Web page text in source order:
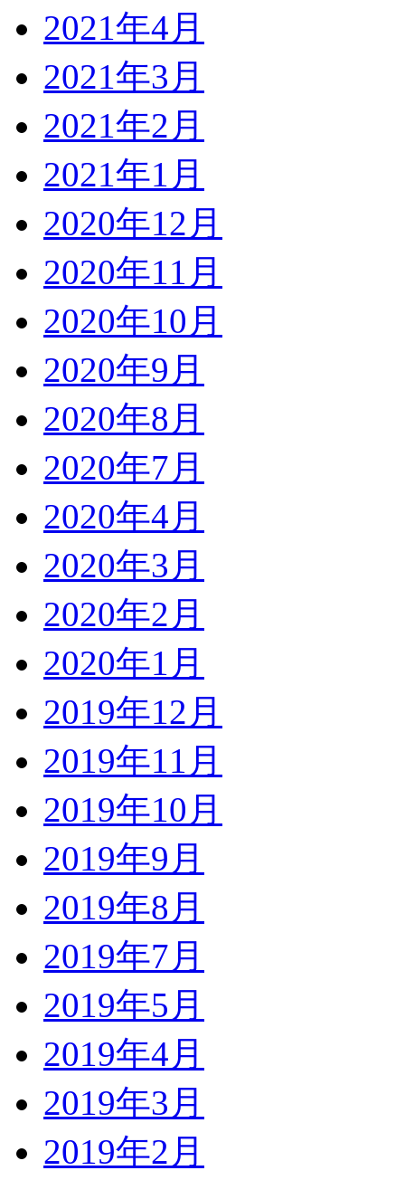
2021年4月
2021年3月
2021年2月
2021年1月
2020年12月
2020年11月
2020年10月
2020年9月
2020年8月
2020年7月
2020年4月
2020年3月
2020年2月
2020年1月
2019年12月
2019年11月
2019年10月
2019年9月
2019年8月
2019年7月
2019年5月
2019年4月
2019年3月
2019年2月